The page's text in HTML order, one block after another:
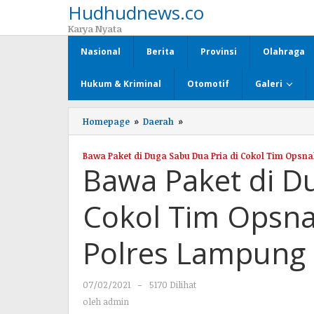
Hudhudnews.co
Karya Nyata
Nasional Berita Provinsi Olahraga
Hukum & Kriminal Otomotif Galeri
Homepage » Daerah »
Paket
Duga
Sabu
Dua
di
Opsnal
Satres
Polres
Bawa Paket di Duga Sabu Dua Pria di Cokol Tim
Bawa Paket di
Cokol Tim
Polres
07/02/2021
oleh
-
5170 Dilihat
oleh admin